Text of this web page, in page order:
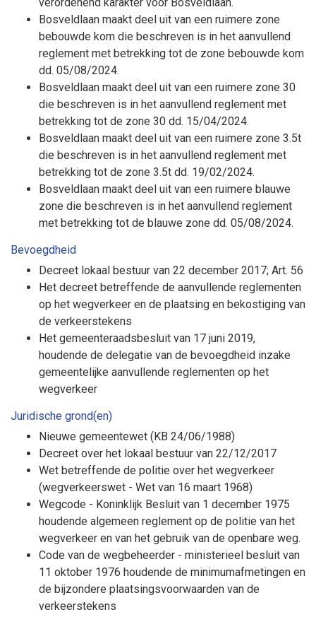
Bosveldlaan maakt deel uit van een ruimere zone
bebouwde kom die beschreven is in het aanvullend
reglement met betrekking tot de zone bebouwde kom
dd. 05/08/2024.
Bosveldlaan maakt deel uit van een ruimere zone 30
die beschreven is in het aanvullend reglement met
betrekking tot de zone 30 dd. 15/04/2024.
Bosveldlaan maakt deel uit van een ruimere zone 3.5t
die beschreven is in het aanvullend reglement met
betrekking tot de zone 3.5t dd. 19/02/2024.
Bosveldlaan maakt deel uit van een ruimere blauwe
zone die beschreven is in het aanvullend reglement
met betrekking tot de blauwe zone dd. 05/08/2024.
Bevoegdheid
Decreet lokaal bestuur van 22 december 2017; Art. 56
Het decreet betreffende de aanvullende reglementen
op het wegverkeer en de plaatsing en bekostiging van
de verkeerstekens
Het gemeenteraadsbesluit van 17 juni 2019,
houdende de delegatie van de bevoegdheid inzake
gemeentelijke aanvullende reglementen op het
wegverkeer
Juridische grond(en)
Nieuwe gemeentewet (KB 24/06/1988)
Decreet over het lokaal bestuur van 22/12/2017
Wet betreffende de politie over het wegverkeer
(wegverkeerswet - Wet van 16 maart 1968)
Wegcode - Koninklijk Besluit van 1 december 1975
houdende algemeen reglement op de politie van het
wegverkeer en van het gebruik van de openbare weg.
Code van de wegbeheerder - ministerieel besluit van
11 oktober 1976 houdende de minimumafmetingen en
de bijzondere plaatsingsvoorwaarden van de
verkeerstekens